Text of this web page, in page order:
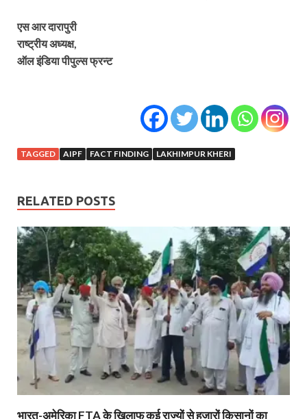
एस आर दारापुरी
राष्ट्रीय अध्यक्ष,
ऑल इंडिया पीपुल्स फ्रन्ट
TAGGED AIPF FACT FINDING LAKHIMPUR KHERI
RELATED POSTS
भारत-अमेरिका FTA के खिलाफ कई राज्यों से हजारों किसानों का